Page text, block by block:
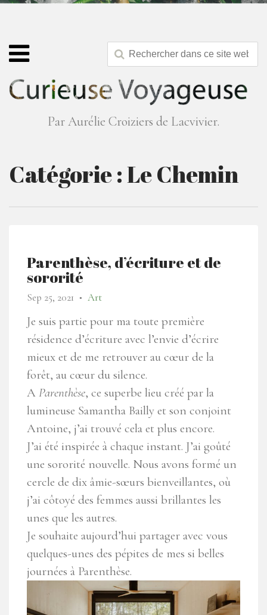
Par Aurélie Croiziers de Lacvivier.
Catégorie :Le Chemin
Parenthèse, d’écriture et de
sororité
Sep 25, 2021 ● Art
Je suis partie pour ma toute première
résidence d’écriture avec l’envie d’écrire
mieux et de me retrouver au cœur de la
forêt, au cœur du silence.
A Parenthèse, ce superbe lieu créé par la
lumineuse Samantha Bailly et son conjoint
Antoine, j’ai trouvé cela et plus encore.
J’ai été inspirée à chaque instant. J’ai goûté
une sororité nouvelle. Nous avons formé un
cercle de dix âmie-sœurs bienveillantes, où
j’ai côtoyé des femmes aussi brillantes les
unes que les autres.
Je souhaite aujourd’hui partager avec vous
quelques-unes des pépites de mes si belles
journées à Parenthèse.